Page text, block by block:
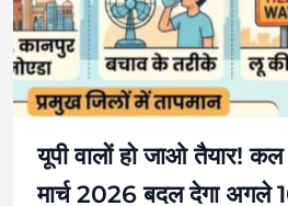
यूपी वालों हो जाओ तैयार!
मार्च 2026 बदल देगा अगले